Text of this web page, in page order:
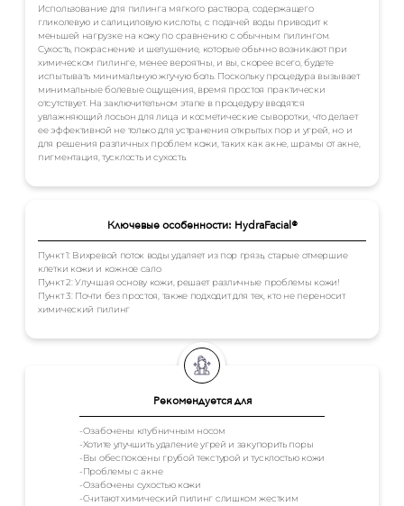
Рекомендуется для
-Озабочены клубничным носом
-Хотите улучшить удаление угрей и закупорить поры
-Вы обеспокоены грубой текстурой и тусклостью кожи
-Проблемы с акне
-Озабочены сухостью кожи
-Считают химический пилинг слишком жестким
Использование для пилинга мягкого раствора, содержащего
гликолевую и салициловую кислоты, с подачей воды приводит к
меньшей нагрузке на кожу по сравнению с обычным пилингом.
Сухость, покраснение и шелушение, которые обычно возникают при
химическом пилинге, менее вероятны, и вы, скорее всего, будете
испытывать минимальную жгучую боль. Поскольку процедура вызывает
минимальные болевые ощущения, время простоя практически
отсутствует. На заключительном этапе в процедуру вводятся
увлажняющий лосьон для лица и косметические сыворотки, что делает
ее эффективной не только для устранения открытых пор и угрей, но и
для решения различных проблем кожи, таких как акне, шрамы от акне,
пигментация, тусклость и сухость.
Ключевые особенности: HydraFacial®
Пункт 1: Вихревой поток воды удаляет из пор грязь, старые отмершие
клетки кожи и кожное сало
Пункт 2: Улучшая основу кожи, решает различные проблемы кожи!
Пункт 3: Почти без простоя, также подходит для тех, кто не переносит
химический пилинг